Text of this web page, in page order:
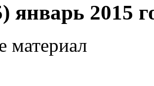
январь 2015
материал